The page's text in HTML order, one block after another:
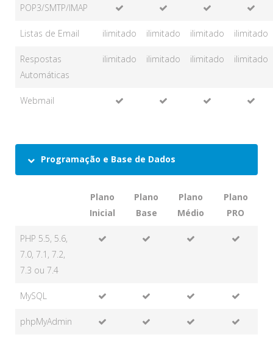
POP3/SMTP/IMAP
Listas de Email ilimitado ilimitado ilimitado ilimitado
Respostas
Automáticas
ilimitado ilimitado ilimitado ilimitado
Webmail
Programação e Base de Dados
Plano
Inicial
Plano
Base
Plano
Médio
Plano
PRO
PHP 5.5, 5.6,
7.0, 7.1, 7.2,
7.3 ou 7.4
MySQL
phpMyAdmin